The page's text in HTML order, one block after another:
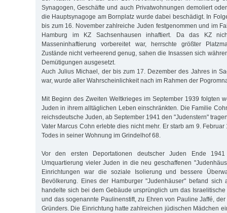
Synagogen, Geschäfte und auch Privatwohnungen demoliert
die Hauptsynagoge am Bornplatz wurde dabei beschädigt. In
bis zum 16. November zahlreiche Juden festgenommen und im
Hamburg im KZ Sachsenhausen inhaftiert. Da das KZ
Masseninhaftierung vorbereitet war, herrschte größter
Zustände nicht verheerend genug, sahen die Insassen sich
Demütigungen ausgesetzt.
Auch Julius Michael, der bis zum 17. Dezember des Jahres in
war, wurde aller Wahrscheinlichkeit nach im Rahmen der
Mit Beginn des Zweiten Weltkrieges im September 1939 folgten
Juden in ihrem alltäglichen Leben einschränkten. Die Familie
reichsdeutsche Juden, ab September 1941 den "Judenstern"
Vater Marcus Cohn erlebte dies nicht mehr. Er starb am 9.
Todes in seiner Wohnung im Grindelhof 68.
Vor den ersten Deportationen deutscher Juden Ende
Umquartierung vieler Juden in die neu geschaffenen
Einrichtungen war die soziale Isolierung und bessere
Bevölkerung. Eines der Hamburger "Judenhäuser" befand sich
handelte sich bei dem Gebäude ursprünglich um das
und das sogenannte Paulinenstift, zu Ehren von Pauline Jaffé,
Gründers. Die Einrichtung hatte zahlreichen jüdischen Mädchen